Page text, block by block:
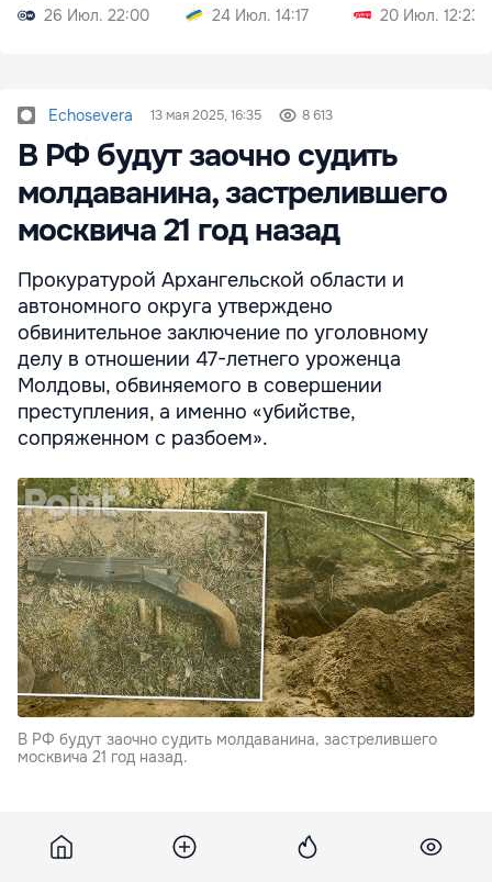
26 Июл. 22:00
24 Июл. 14:17
20 Июл. 12:23
Echosevera 13 мая 2025, 16:35 8 613
В РФ будут заочно судить
молдаванина, застрелившего
москвича 21 год назад
Прокуратурой Архангельской области и
автономного округа утверждено
обвинительное заключение по уголовному
делу в отношении 47-летнего уроженца
Молдовы, обвиняемого в совершении
преступления, а именно «убийстве,
сопряженном с разбоем».
В РФ будут заочно судить молдаванина, застрелившего
москвича 21 год назад.
установлено, что в 2004 году мужчина спланировал